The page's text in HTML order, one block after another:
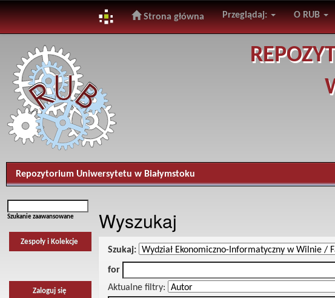
navigation
Strona główna Przeglądaj: O RUB
Repozytorium Uniwersytetu w Białymstoku
Szukanie zaawansowane
Zespoły i Kolekcje
Zaloguj się
Wyszukaj
Szukaj:
for
Aktualne filtry: